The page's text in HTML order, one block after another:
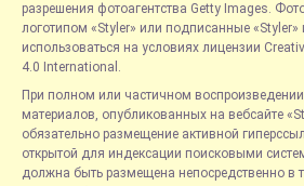
разрешения фотоагентства Getty Images.
логотипом «Styler» или подписанные «Styler»
использоваться на условиях лицензии
4.0 International.
При полном или частичном
материалов, опубликованных на вебсайте
обязательно размещение активной
открытой для индексации поисковыми
должна быть размещена непосредственно в